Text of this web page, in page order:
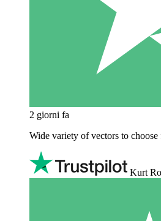
2 giorni fa
Wide variety of vectors to choose
Kurt